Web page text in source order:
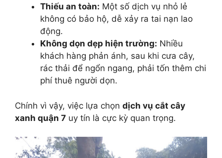
Thiếu an toàn: Một số dịch vụ nhỏ lẻ
không có bảo hộ, dễ xảy ra tai nạn lao
động.
Không dọn dẹp hiện trường: Nhiều
khách hàng phản ánh, sau khi cưa cây,
rác thải để ngổn ngang, phải tốn thêm chi
phí thuê người dọn.
Chính vì vậy, việc lựa chọn dịch vụ cắt cây
xanh quận 7 uy tín là cực kỳ quan trọng.